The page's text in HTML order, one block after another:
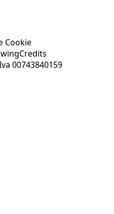
Cookie
Credits
00743840159